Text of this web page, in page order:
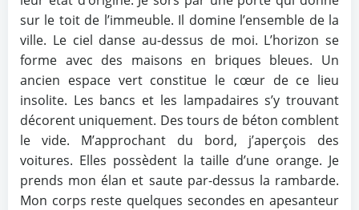
sur le toit de l’immeuble. Il domine l’ensemble de la
ville. Le ciel danse au-dessus de moi. L’horizon se
forme avec des maisons en briques bleues. Un
ancien espace vert constitue le cœur de ce lieu
insolite. Les bancs et les lampadaires s’y trouvant
décorent uniquement. Des tours de béton comblent
le vide. M’approchant du bord, j’aperçois des
voitures. Elles possèdent la taille d’une orange. Je
prends mon élan et saute par-dessus la rambarde.
Mon corps reste quelques secondes en apesanteur